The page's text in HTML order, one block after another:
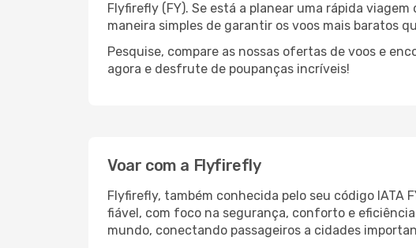
Flyfirefly (FY). Se está a planear uma rápida
maneira simples de garantir os voos mais baratos
Pesquise, compare as nossas ofertas de voos e
agora e desfrute de poupanças incríveis!
Voar com a Flyfirefly
Flyfirefly, também conhecida pelo seu código IATA
fiável, com foco na segurança, conforto e
mundo, conectando passageiros a cidades